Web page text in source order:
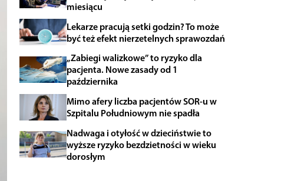
miesiącu
Lekarze pracują setki godzin? To może
być też efekt nierzetelnych sprawozdań
„Zabiegi walizkowe” to ryzyko dla
pacjenta. Nowe zasady od 1
października
Mimo afery liczba pacjentów SOR-u w
Szpitalu Południowym nie spadła
Nadwaga i otyłość w dzieciństwie to
wyższe ryzyko bezdzietności w wieku
dorosłym